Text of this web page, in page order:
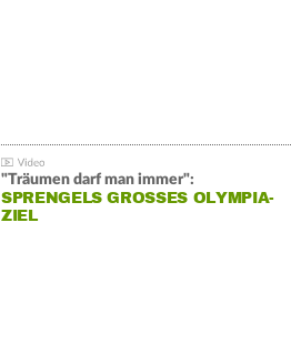
"Träumen darf man immer":
SPRENGELS GROSSES OLYMPIA-Z
IEL